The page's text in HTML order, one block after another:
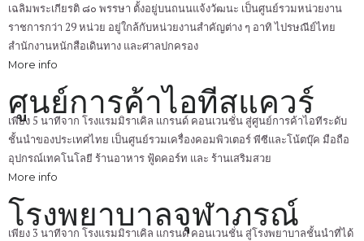
เฉลิมพระเกียรติ ๘๐ พรรษา ตั้งอยู่บนถนนแจ้งวัฒนะ เป็นศูนย์รวมหน่วยงาน
ราชการกว่า 29 หน่วย อยู่ใกล้กับหน่วยงานสำคัญต่าง ๆ อาทิ ไปรษณีย์ไทย
สำนักงานหนักสือเดินทาง และศาลปกครอง
More info
ศูนย์การค้าไอทีสแควร์
เพียง 5 นาทีจาก โรงแรมมิราเคิล แกรนด์ คอนเวนชั่น สู่ศูนย์การค้าไอทีระดับ
ชั้นนำของประเทศไทย เป็นศูนย์รวมเครื่องคอมพิวเตอร์ พีซีและโน้ตบุ๊ค มือถือ
อุปกรณ์เทคโนโลยี ร้านอาหาร ฟู้ดคอร์ท และ ร้านเสริมสวย
More info
โรงพยาบาลจุฬาภรณ์
เพียง 3 นาทีจาก โรงแรมมิราเคิล แกรนด์ คอนเวนชั่น สู่โรงพยาบาลชั้นนำที่ได้